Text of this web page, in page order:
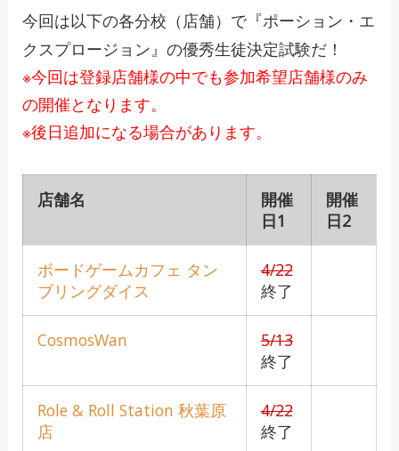
今回は以下の各分校（店舗）で『ポーション・エ
クスプロージョン』の優秀生徒決定試験だ！
※今回は登録店舗様の中でも参加希望店舗様のみ
の開催となります。
※後日追加になる場合があります。
店舗名
開催
日1
開催
日2
ボードゲームカフェ タン
ブリングダイス
4/22
終了
CosmosWan
5/13
終了
Role & Roll Station 秋葉原
店
4/22
終了